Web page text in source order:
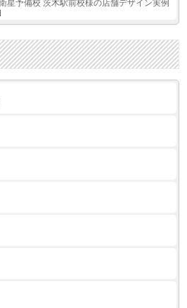
星予備校 茨木駅前校様の店舗デザイン実例